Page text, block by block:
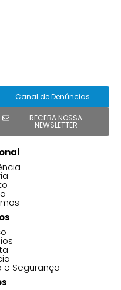
Canal de Denúncias
RECEBA NOSSA
NEWSLETTER
e Segurança